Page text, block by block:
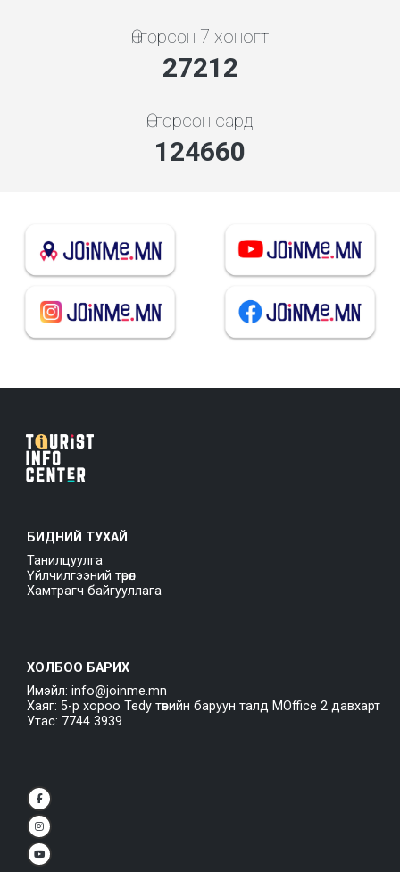
Өнгөрсөн 7 хоногт
29305
Өнгөрсөн сард
134250
БИДНИЙ ТУХАЙ
Танилцуулга
Үйлчилгээний төрөл
Хамтрагч байгууллага
ХОЛБОО БАРИХ
Имэйл: info@joinme.mn
Хаяг: 5-р хороо Tedy төвийн баруун талд MOffice 2 давхарт
Утас: 7744 3939